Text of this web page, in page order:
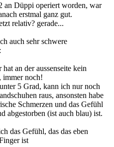
an Düppi operiert worden, war
erstmal ganz gut.
relativ? gerade...
auch sehr schwere
an der aussenseite kein
immer noch!
5 Grad, kann ich nur noch
raus, ansonsten habe
Schmerzen und das Gefühl
abgestorben (ist auch blau) ist.
das Gefühl, das das eben
ist